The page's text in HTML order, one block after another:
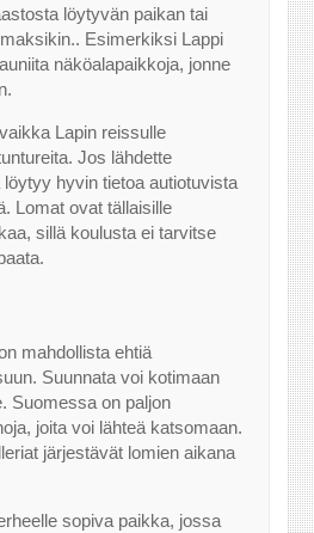
löytyvän paikan tai
Esimerkiksi Lappi
näköalapaikkoja, jonne
Lapin reissulle
Jos lähdette
hyvin tietoa autiotuvista
Lomat ovat tällaisille
sillä koulusta ei tarvitse
mahdollista ehtiä
Suunnata voi kotimaan
Suomessa on paljon
joita voi lähteä katsomaan.
järjestävät lomien aikana
sopiva paikka, jossa